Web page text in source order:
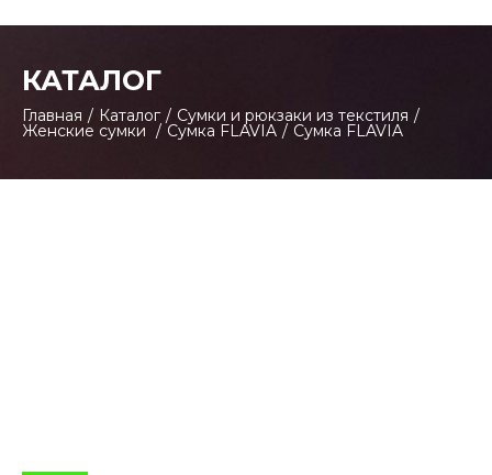
КАТАЛОГ
Главная / Каталог / Сумки и рюкзаки из текстиля /
Женские сумки / Сумка FLAVIA / Сумка FLAVIA